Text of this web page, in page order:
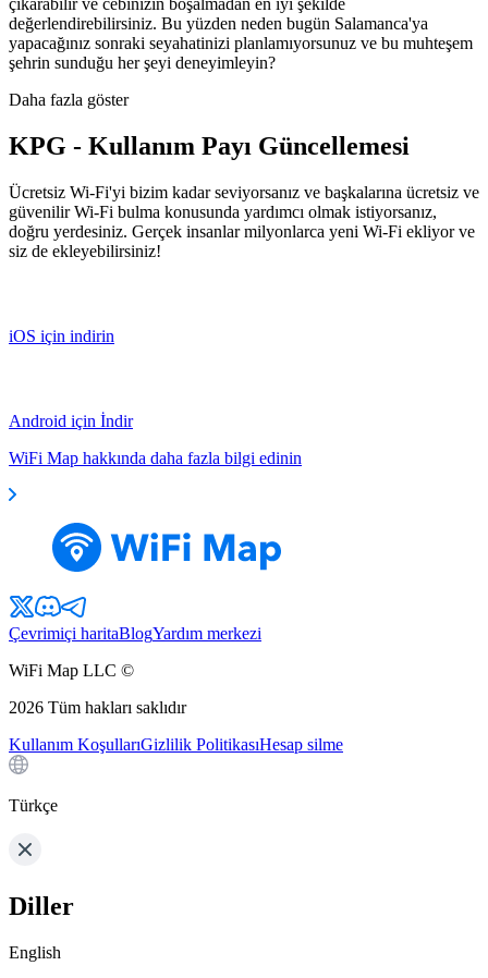
çıkarabilir ve cebinizin boşalmadan en iyi şekilde
değerlendirebilirsiniz. Bu yüzden neden bugün Salamanca'ya
yapacağınız sonraki seyahatinizi planlamıyorsunuz ve bu muhteşem
şehrin sunduğu her şeyi deneyimleyin?
Daha fazla göster
KPG - Kullanım Payı Güncellemesi
Ücretsiz Wi-Fi'yi bizim kadar seviyorsanız ve başkalarına ücretsiz ve
güvenilir Wi-Fi bulma konusunda yardımcı olmak istiyorsanız,
doğru yerdesiniz. Gerçek insanlar milyonlarca yeni Wi-Fi ekliyor ve
siz de ekleyebilirsiniz!
iOS için indirin
Android için İndir
WiFi Map hakkında daha fazla bilgi edinin
Çevrimiçi haritaBlogYardım merkezi
WiFi Map LLC ©
2026 Tüm hakları saklıdır
Kullanım KoşullarıGizlilik PolitikasıHesap silme
Türkçe
Diller
English